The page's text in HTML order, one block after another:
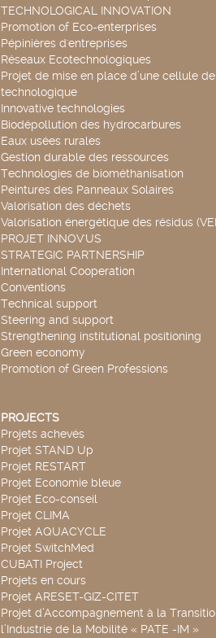
TECHNOLOGICAL INNOVATION
Promotion of Eco-enterprises
Pépinières d'entreprises
Réseaux Ecotechnologiques
Projet de mise en place d’une cellule
technologique
Innovative technologies
Biodépollution des hydrocarbures
Eaux usées rurales
Gestion durable des ressources
Technologies de biométhanisation
Peintures des Panneaux Solaires
Valorisation des déchets
Valorisation énergétique des résidus
PROJET INNOV'US
STRATEGIC PARTNERSHIP
International Cooperation
Conventions
Technical support
Steering and support
Strengthening institutional positioning
Green economy
Promotion of Green Professions
PROJECTS
Projets achevés
Projet STAND Up
Projet RESTART
Projet Economie bleue
Projet Eco-conseil
Projet CLIMA
Projet AQUACYCLE
Projet SwitchMed
CUBATI Project
Projets en cours
Projet ARESET-GIZ-CITET
Projet d’Accompagnement à la
l’Industrie de la Mobilité « PATE -IM »